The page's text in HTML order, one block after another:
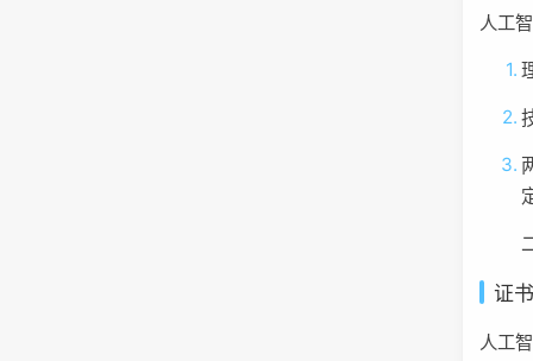
人工
证
人工